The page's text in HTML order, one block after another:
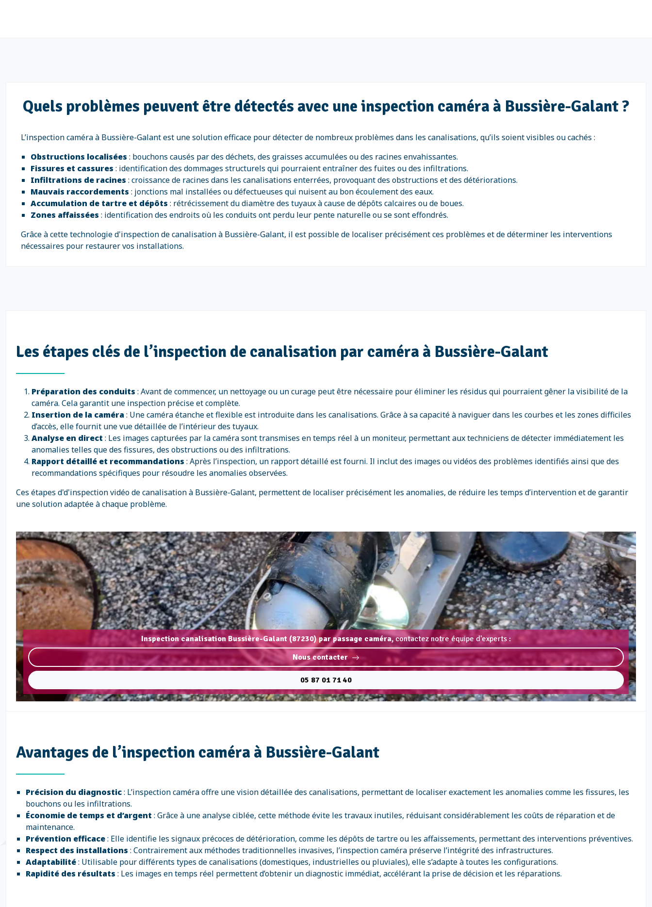
Quels problèmes peuvent être détectés avec une inspection caméra à Bussière-Galant ?
L’inspection caméra à Bussière-Galant est une solution efficace pour détecter de nombreux problèmes dans les canalisations, qu’ils soient visibles ou cachés :
Obstructions localisées : bouchons causés par des déchets, des graisses accumulées ou des racines envahissantes.
Fissures et cassures : identification des dommages structurels qui pourraient entraîner des fuites ou des infiltrations.
Infiltrations de racines : croissance de racines dans les canalisations enterrées, provoquant des obstructions et des détériorations.
Mauvais raccordements : jonctions mal installées ou défectueuses qui nuisent au bon écoulement des eaux.
Accumulation de tartre et dépôts : rétrécissement du diamètre des tuyaux à cause de dépôts calcaires ou de boues.
Zones affaissées : identification des endroits où les conduits ont perdu leur pente naturelle ou se sont effondrés.
Grâce à cette technologie d'inspection de canalisation à Bussière-Galant, il est possible de localiser précisément ces problèmes et de déterminer les interventions
nécessaires pour restaurer vos installations.
Les étapes clés de l’inspection de canalisation par caméra à Bussière-Galant
Préparation des conduits : Avant de commencer, un nettoyage ou un curage peut être nécessaire pour éliminer les résidus qui pourraient gêner la visibilité de la
caméra. Cela garantit une inspection précise et complète.
Insertion de la caméra: Une caméra étanche et flexible est introduite dans les canalisations. Grâce à sa capacité à naviguer dans les courbes et les zones difficiles
d’accès, elle fournit une vue détaillée de l’intérieur des tuyaux.
Analyse en direct : Les images capturées par la caméra sont transmises en temps réel à un moniteur, permettant aux techniciens de détecter immédiatement les
anomalies telles que des fissures, des obstructions ou des infiltrations.
Rapport détaillé et recommandations : Après l’inspection, un rapport détaillé est fourni. Il inclut des images ou vidéos des problèmes identifiés ainsi que des
recommandations spécifiques pour résoudre les anomalies observées.
Ces étapes d'd'inspection vidéo de canalisation à Bussière-Galant, permettent de localiser précisément les anomalies, de réduire les temps d’intervention et de garantir
une solution adaptée à chaque problème.
Inspection canalisation Bussière-Galant (87230) par passage caméra,contactez notre équipe d'experts :
Nous contacter
05 87 01 71 40
Avantages de l’inspection caméra à Bussière-Galant
Précision du diagnostic: L’inspection caméra offre une vision détaillée des canalisations, permettant de localiser exactement les anomalies comme les fissures, les
bouchons ou les infiltrations.
Économie de temps et d’argent : Grâce à une analyse ciblée, cette méthode évite les travaux inutiles, réduisant considérablement les coûts de réparation et de
maintenance.
Prévention efficace: Elle identifie les signaux précoces de détérioration, comme les dépôts de tartre ou les affaissements, permettant des interventions préventives.
Respect des installations : Contrairement aux méthodes traditionnelles invasives, l’inspection caméra préserve l’intégrité des infrastructures.
Adaptabilité: Utilisable pour différents types de canalisations (domestiques, industrielles ou pluviales), elle s’adapte à toutes les configurations.
Rapidité des résultats : Les images en temps réel permettent d’obtenir un diagnostic immédiat, accélérant la prise de décision et les réparations.